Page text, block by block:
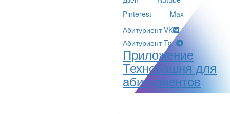
Pinterest
Max
Абитуриент VK
Абитуриент Tg
Приложение
Технобашня для
абитуриентов